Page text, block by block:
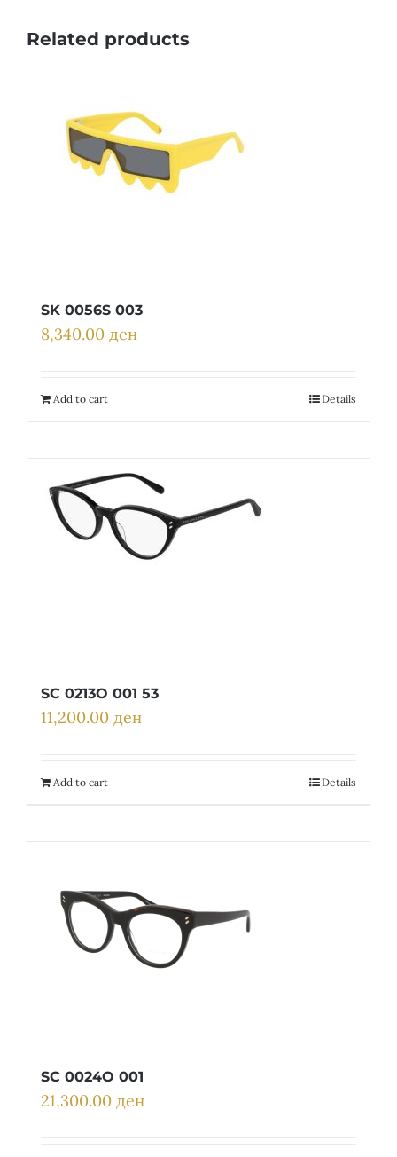
Related products
SK 0056S 003
8,340.00 ден
Add to cart Details
SC 0213O 001 53
11,200.00 ден
Add to cart Details
SC 0024O 001
21,300.00 ден